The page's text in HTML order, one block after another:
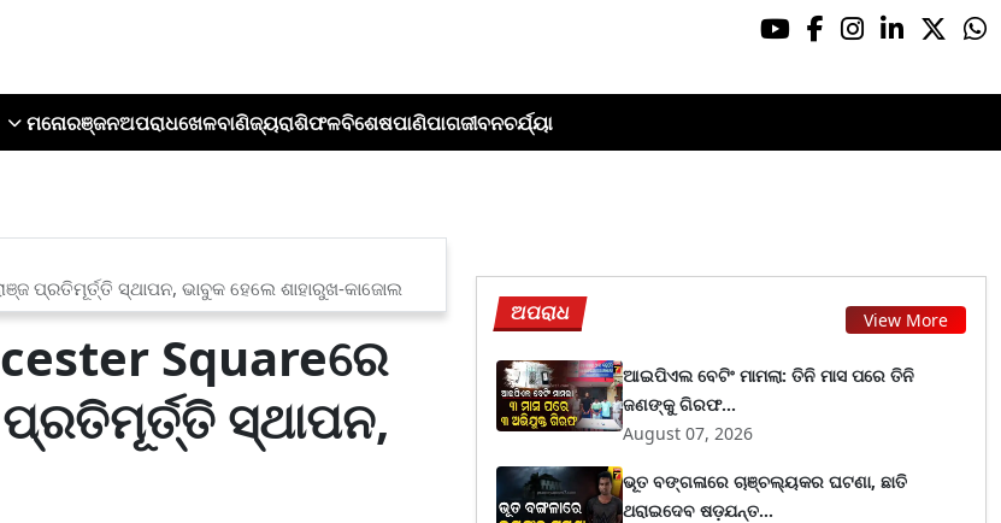
ମନୋରଞ୍ଜନଅପରାଧଖେଳବାଣିଜ୍ୟରାଶିଫଳବିଶେଷପାଣିପାଗଜୀବନଚର୍ଯ୍ୟା
ପ୍ରତିମୂର୍ତ୍ତି ସ୍ଥାପନ, ଭାବୁକ ହେଲେ ଶାହାରୁଖ-କାଜୋଲ
Squareରେ
ସ୍ଥାପନ,
ଅପରାଧ View More
ଆଇପିଏଲ ବେଟିଂ ମାମଲା: ତିନି ମାସ ପରେ ତିନି
ଜଣଙ୍କୁ ଗିରଫ...
August 07, 2026
ଭୂତ ବଙ୍ଗଳାରେ ଚାଞ୍ଚଲ୍ୟକର ଘଟଣା, ଛାତି
ଥରାଇଦେବ ଷଡ଼ଯନ୍ତ...